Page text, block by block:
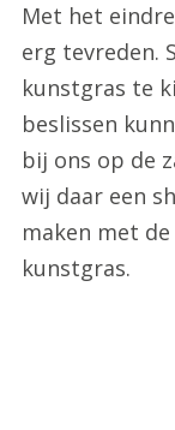
Met het
erg tevreden.
kunstgras te
beslissen
bij ons op de
wij daar een
maken met
kunstgras.